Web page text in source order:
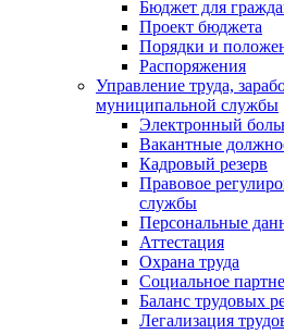
Бюджет для
Проект бюджета
Порядки и
Распоряжения
Управление труда,
муниципальной службы
Электронный
Вакантные
Кадровый резерв
Правовое
службы
Персональные
Аттестация
Охрана труда
Социальное
Баланс трудовых
Легализация